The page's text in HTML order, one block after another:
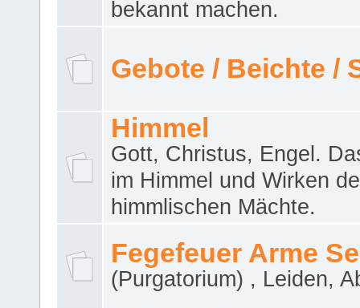
bekannt machen.
Gebote / Beichte /
Himmel
Gott, Christus, Engel.
im Himmel und Wirken
himmlischen Mächte.
Fegefeuer Arme
(Purgatorium) , Leiden,